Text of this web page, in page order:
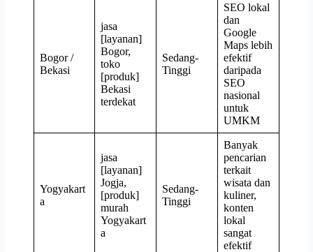
Bogor /
Bekasi
jasa
[layanan]
Bogor,
toko
[produk]
Bekasi
terdekat
Sedang-
Tinggi
SEO lokal
dan
Google
Maps lebih
efektif
daripada
SEO
nasional
untuk
UMKM
Yogyakart
a
jasa
[layanan]
Jogja,
[produk]
murah
Yogyakart
a
Sedang-
Tinggi
Banyak
pencarian
terkait
wisata dan
kuliner,
konten
lokal
sangat
efektif